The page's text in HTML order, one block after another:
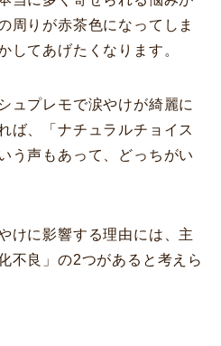
周りが赤茶色になってしま
してあげたくなります。
ュプレモで涙やけが綺麗に
ば、「ナチュラルチョイス
う声もあって、どっちがい
けに影響する理由には、主
不良」の2つがあると考えら